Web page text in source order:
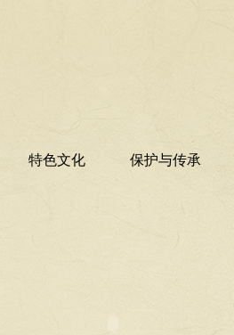
特色文化 保护与传承